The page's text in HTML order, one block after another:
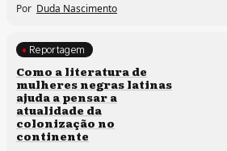
Por Duda Nascimento
Direitos humanos
Reportagem
Como a literatura de
mulheres negras latinas
ajuda a pensar a
atualidade da
colonização no
continente